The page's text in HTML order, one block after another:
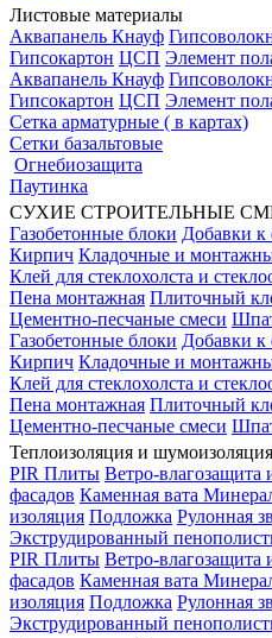
Листовые материалы
Аквапанель Кнауф
Гипсокартон ЦСП Элемент
Аквапанель Кнауф
Гипсокартон ЦСП Элемент
Сетка арматурные ( в картах)
Сетки базальтовые
Огнебиозащита
Паутинка
СУХИЕ СТРОИТЕЛЬНЫЕ
Газобетонные блоки Добавки к
Кирпич Кладочные и
Клей для стеклохолста и
Пена монтажная Плиточный
Цементно-песчаные смеси
Газобетонные блоки Добавки к
Кирпич Кладочные и
Клей для стеклохолста и
Пена монтажная Плиточный
Цементно-песчаные смеси
Теплоизоляция и шумоизоляция
PIR Плиты Ветро-влагозащита
фасадов Каменная вата
изоляция Подложка Рулонная
Экструдированный
PIR Плиты Ветро-влагозащита
фасадов Каменная вата
изоляция Подложка Рулонная
Экструдированный